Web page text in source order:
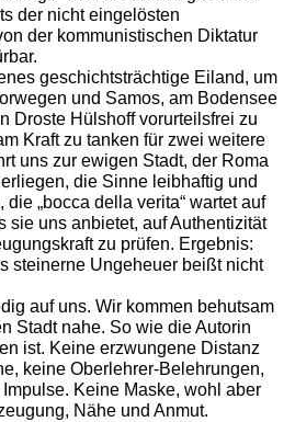
der nicht eingelösten
der kommunistischen Diktatur
geschichtsträchtige Eiland, um
und Samos, am Bodensee
Droste Hülshoff vorurteilsfrei zu
Kraft zu tanken für zwei weitere
uns zur ewigen Stadt, der Roma
die Sinne leibhaftig und
die „bocca della verita“ wartet auf
sie uns anbietet, auf Authentizität
zu prüfen. Ergebnis:
steinerne Ungeheuer beißt nicht
auf uns. Wir kommen behutsam
Stadt nahe. So wie die Autorin
ist. Keine erzwungene Distanz
keine Oberlehrer-Belehrungen,
Keine Maske, wohl aber
Nähe und Anmut.